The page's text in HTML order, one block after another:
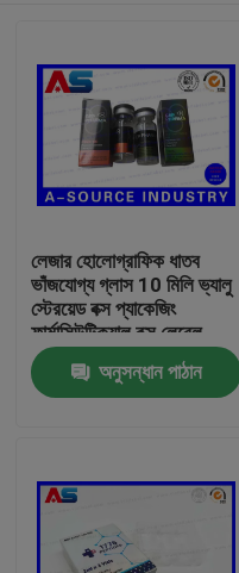
পণ্য
আমাদের সম্পর্কে
লেজার হোলোগ্রাফিক ধাতব
ভাঁজযোগ্য গ্লাস 10 মিলি ভ্যালু
স্টেরয়েড বক্স প্যাকেজিং
ফার্মাসিউটিক্যাল বক্স লেবেল
অনুসন্ধান পাঠান